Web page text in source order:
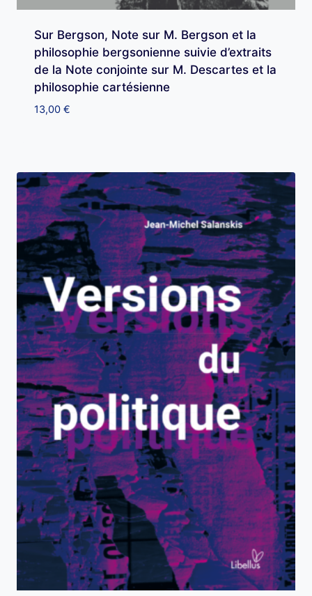
Sur Bergson, Note sur M. Bergson et la
philosophie bergsonienne suivie d’extraits
de la Note conjointe sur M. Descartes et la
philosophie cartésienne
13,00 €